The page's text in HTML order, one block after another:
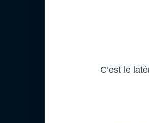
C’est le